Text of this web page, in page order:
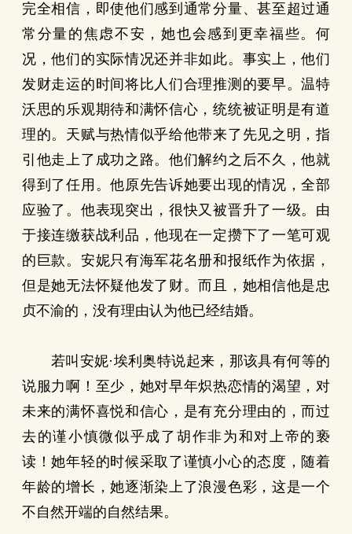
完全相信，即使他们感到通常分量、甚至超过通
常分量的焦虑不安，她也会感到更幸福些。何
况，他们的实际情况还并非如此。事实上，他们
发财走运的时间将比人们合理推测的要早。温特
沃思的乐观期待和满怀信心，统统被证明是有道
理的。天赋与热情似乎给他带来了先见之明，指
引他走上了成功之路。他们解约之后不久，他就
得到了任用。他原先告诉她要出现的情况，全部
应验了。他表现突出，很快又被晋升了一级。由
于接连缴获战利品，他现在一定攒下了一笔可观
的巨款。安妮只有海军花名册和报纸作为依据，
但是她无法怀疑他发了财。而且，她相信他是忠
贞不渝的，没有理由认为他已经结婚。
若叫安妮·埃利奥特说起来，那该具有何等的
说服力啊！至少，她对早年炽热恋情的渴望，对
未来的满怀喜悦和信心，是有充分理由的，而过
去的谨小慎微似乎成了胡作非为和对上帝的亵
读！她年轻的时候采取了谨慎小心的态度，随着
年龄的增长，她逐渐染上了浪漫色彩，这是一个
不自然开端的自然结果。